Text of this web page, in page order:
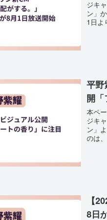
ジキ
ン」
1日よ
平
開「
本ペ
ジキ
ン」
のは
【
8日